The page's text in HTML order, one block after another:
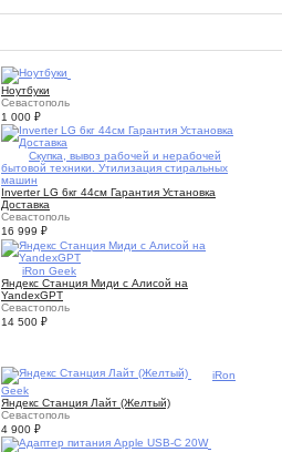
Ноутбуки
Севастополь
1 000 ₽
Скупка, вывоз рабочей и нерабочей
бытовой техники. Утилизация стиральных
машин
Inverter LG 6кг 44см Гарантия Установка
Доставка
Севастополь
16 999 ₽
iRon Geek
Яндекс Станция Миди с Алисой на
YandexGPT
Севастополь
14 500 ₽
iRon
Geek
Яндекс Станция Лайт (Желтый)
Севастополь
4 900 ₽